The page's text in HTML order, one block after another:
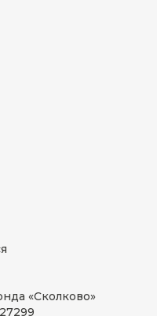
«Сколково»